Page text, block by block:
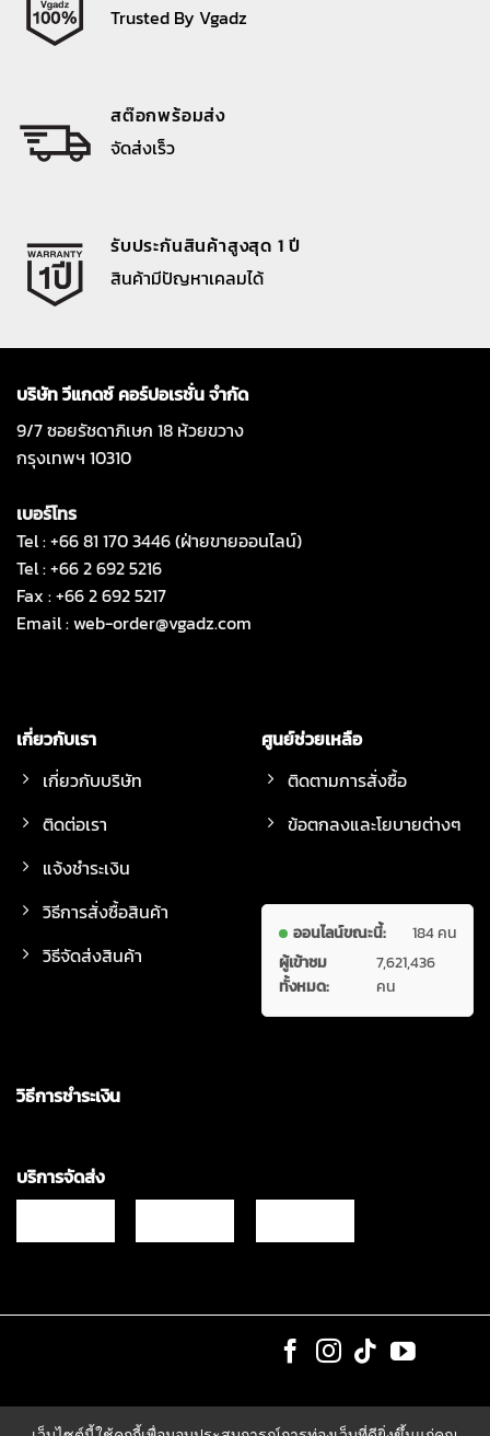
Trusted By Vgadz
สต๊อกพร้อมส่ง
จัดส่งเร็ว
รับประกันสินค้าสูงสุด 1 ปี
สินค้ามีปัญหาเคลมได้
บริษัท วีแกดซ์ คอร์ปอเรชั่น จำกัด
9/7 ซอยรัชดาภิเษก 18 ห้วยขวาง
กรุงเทพฯ 10310
เบอร์โทร
Tel : +66 81 170 3446 (ฝ่ายขายออนไลน์)
Tel : +66 2 692 5216
Fax : +66 2 692 5217
Email :web-order@vgadz.com
เกี่ยวกับเรา
เกี่ยวกับบริษัท
ติดต่อเรา
แจ้งชำระเงิน
วิธีการสั่งซื้อสินค้า
วิธีจัดส่งสินค้า
ศูนย์ช่วยเหลือ
ติดตามการสั่งซื้อ
ข้อตกลงและโยบายต่างๆ
ออนไลน์ขณะนี้:
184 คน
ผู้เข้าชม
ทั้งหมด:
7,621,436
คน
วิธีการชำระเงิน
บริการจัดส่ง